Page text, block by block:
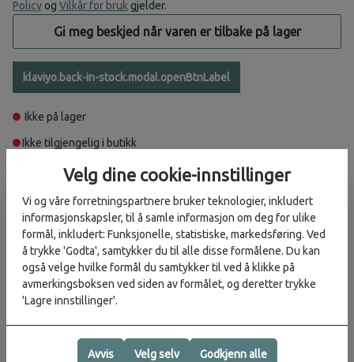
Policy og Vilkår for bruk gjelder.
Gi meg beskjed når varen er tilbake på lager
klaviyo.back-in-stock.modal.openBtnLabel
Ikke på lager
Ikke tilgjengelig i butikk
Beskrivelse
Den enkle og lette Ultralight Zipper Sack er en praktisk løsning for
å holde orden på små gjenstander i ryggsekken eller bagasjen.
Sekkene har glidelås og kommer i en liten, mellomstor og stor
størrelse som hjelper deg å få fart på pakkingen.
Aktivitet: Backpacking, Weekendtur, Hverdag, Interrail, Jobb
Velg dine cookie-innstillinger
Vi og våre forretningspartnere bruker teknologier, inkludert
informasjonskapsler, til å samle informasjon om deg for ulike
formål, inkludert: Funksjonelle, statistiske, markedsføring. Ved
å trykke 'Godta', samtykker du til alle disse formålene. Du kan
også velge hvilke formål du samtykker til ved å klikke på
avmerkingsboksen ved siden av formålet, og deretter trykke
'Lagre innstillinger'.
Avvis Velg selv Godkjenn alle